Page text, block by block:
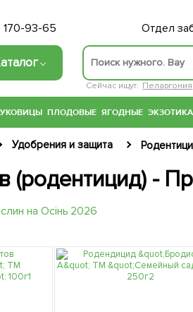
170-93-65 Отдел
Сейчас ищут: Пеларгония
ПЛОДОВЫЕ ЯГОДНЫЕ ЭКЗОТИКА
Удобрения и защита
(родентицид) -